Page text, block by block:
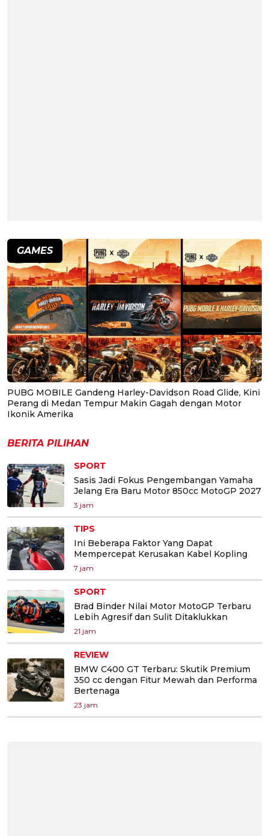
GAMES
PUBG MOBILE Gandeng Harley-Davidson Road Glide, Kini
Perang di Medan Tempur Makin Gagah dengan Motor
Ikonik Amerika
BERITA PILIHAN
SPORT
Sasis Jadi Fokus Pengembangan Yamaha
Jelang Era Baru Motor 850cc MotoGP 2027
3 jam
TIPS
Ini Beberapa Faktor Yang Dapat
Mempercepat Kerusakan Kabel Kopling
7 jam
SPORT
Brad Binder Nilai Motor MotoGP Terbaru
Lebih Agresif dan Sulit Ditaklukkan
21 jam
REVIEW
BMW C400 GT Terbaru: Skutik Premium
350 cc dengan Fitur Mewah dan Performa
Bertenaga
23 jam